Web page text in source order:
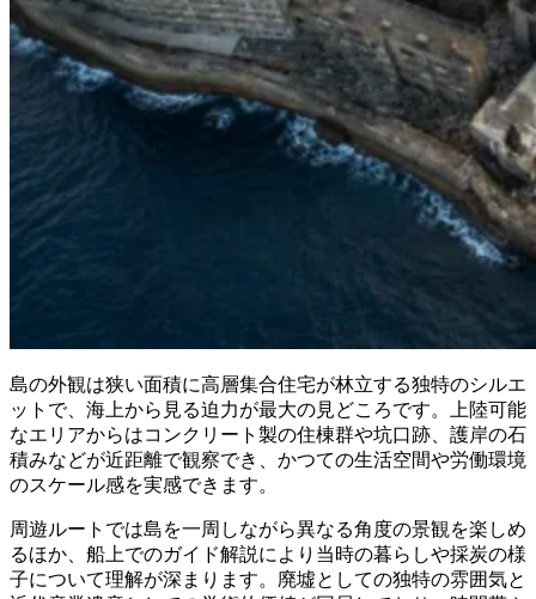
島の外観は狭い面積に高層集合住宅が林立する独特のシルエ
ットで、海上から見る迫力が最大の見どころです。上陸可能
なエリアからはコンクリート製の住棟群や坑口跡、護岸の石
積みなどが近距離で観察でき、かつての生活空間や労働環境
のスケール感を実感できます。
周遊ルートでは島を一周しながら異なる角度の景観を楽しめ
るほか、船上でのガイド解説により当時の暮らしや採炭の様
子について理解が深まります。廃墟としての独特の雰囲気と